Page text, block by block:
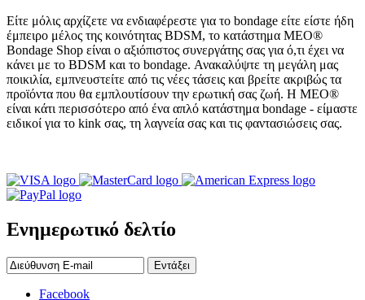
Είτε μόλις αρχίζετε να ενδιαφέρεστε για το bondage είτε είστε ήδη
έμπειρο μέλος της κοινότητας BDSM, το κατάστημα MEO®
Bondage Shop είναι ο αξιόπιστος συνεργάτης σας για ό,τι έχει να
κάνει με το BDSM και το bondage. Ανακαλύψτε τη μεγάλη μας
ποικιλία, εμπνευστείτε από τις νέες τάσεις και βρείτε ακριβώς τα
προϊόντα που θα εμπλουτίσουν την ερωτική σας ζωή. Η MEO®
είναι κάτι περισσότερο από ένα απλό κατάστημα bondage - είμαστε
ειδικοί για το kink σας, τη λαγνεία σας και τις φαντασιώσεις σας.
Ενημερωτικό δελτίο
Εντάξει
Facebook